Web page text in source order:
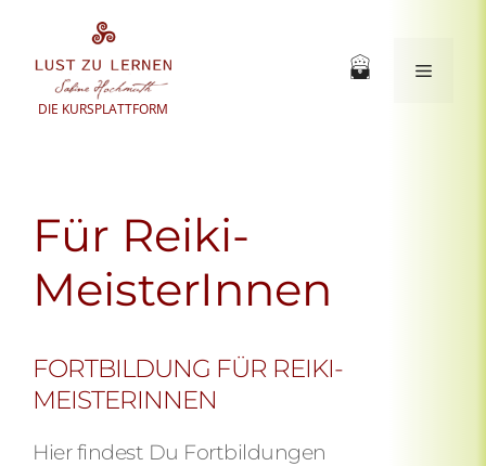
springen
DIE KURSPLATTFORM
Menü
Für Reiki-
MeisterInnen
FORTBILDUNG FÜR REIKI-
MEISTERINNEN
Hier findest Du Fortbildungen